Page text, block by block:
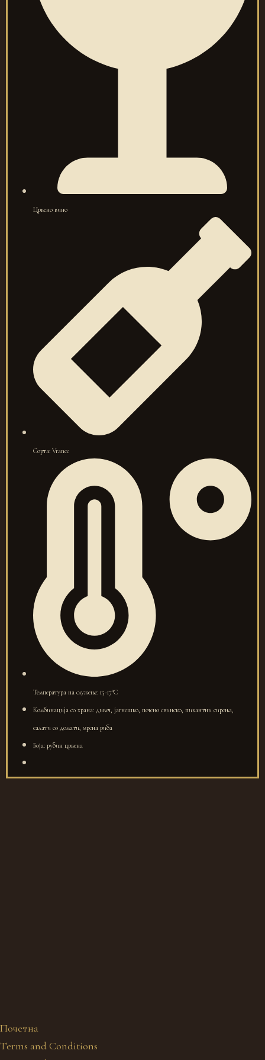
Црвено вино
Сорта: Vranec
Температура на служење: 15-17°C
Комбинација со храна: дивеч, јагнешко, печено свинско, пикантни сирења,
салати со домати, мрсна риба
Боја: рубин црвена
Почетна
Terms and Conditions